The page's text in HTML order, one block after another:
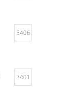
3406
3401